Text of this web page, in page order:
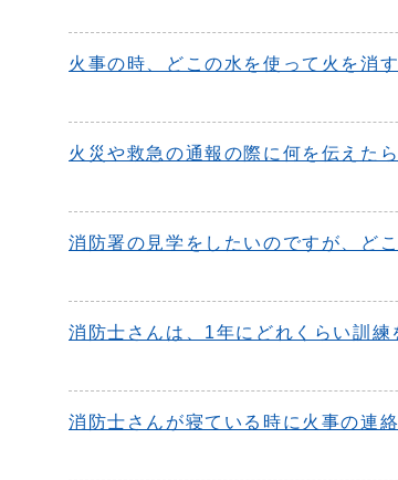
火事の時、どこの水を使って火を消
火災や救急の通報の際に何を伝えた
消防署の見学をしたいのですが、ど
消防士さんは、1年にどれくらい訓練
消防士さんが寝ている時に火事の連